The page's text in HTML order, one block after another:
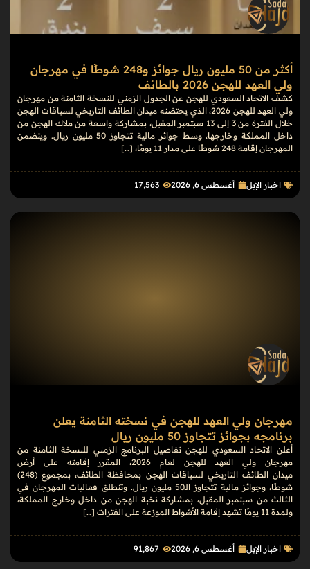
أكثر من 50 مليون ريال جوائز و248 شوطًا في مهرجان
ولي العهد للهجن 2026 بالطائف
كشف الاتحاد السعودي للهجن عن الجدول الزمني للنسخة الثامنة من مهرجان
ولي العهد للهجن 2026، الذي يحتضنه ميدان الطائف التاريخي لسباقات الهجن
خلال الفترة من 3 إلى 13 سبتمبر المقبل، بمشاركة واسعة من ملاك الهجن من
داخل المملكة وخارجها، وسط جوائز مالية تتجاوز 50 مليون ريال. ويتضمن
المهرجان إقامة 248 شوطًا على مدار 11 يومًا، […]
اخبار الإبل أغسطس 6, 2026 17٬563
مهرجان ولي العهد للهجن في نسخته الثامنة يعلن
برنامجه بجوائز تتجاوز 50 مليون ريال
أعلن الاتحاد السعودي للهجن تفاصيل البرنامج الزمني للنسخة الثامنة من
مهرجان ولي العهد للهجن لعام 2026، المقرر إقامته على أرض
ميدان الطائف التاريخي لسباقات الهجن بمحافظة الطائف، بمجموع (248)
شوطًا، وجوائز مالية تتجاوز الـ50 مليون ريال. وتنطلق فعاليات المهرجان في
الثالث من سبتمبر المقبل، بمشاركة نخبة الهجن من داخل وخارج المملكة،
ولمدة 11 يومًا تشهد إقامة الأشواط الموزعة على الفترات […]
اخبار الإبل أغسطس 6, 2026 91٬867